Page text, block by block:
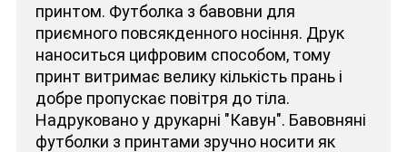
принтом. Футболка з бавовни для
приємного повсякденного носіння. Друк
наноситься цифровим способом, тому
принт витримає велику кількість прань і
добре пропускає повітря до тіла.
Надруковано у друкарні "Кавун". Бавовняні
футболки з принтами зручно носити як